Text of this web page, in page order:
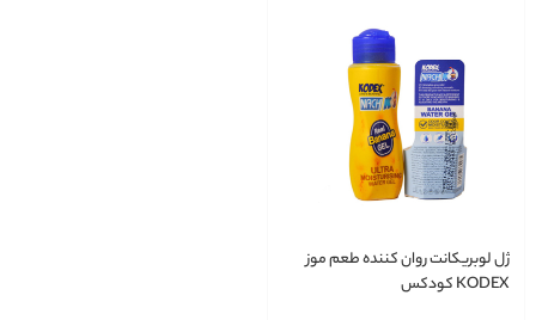
ژل لوبریکانت روان کننده طعم موز
KODEX کودکس